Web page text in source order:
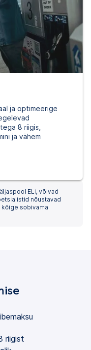
ja optimeerige
8 riigis,
ja vähem
ELi, võivad
nõustavad
sobivama
riigist